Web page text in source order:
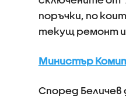
поръчки, по
текущ ремонт
Министър
Според